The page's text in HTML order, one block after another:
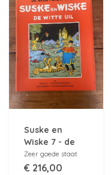
Suske en
Wiske 7 - de
witte uil - 3e
druk - 1951
Zeer goede staat
€ 216,00